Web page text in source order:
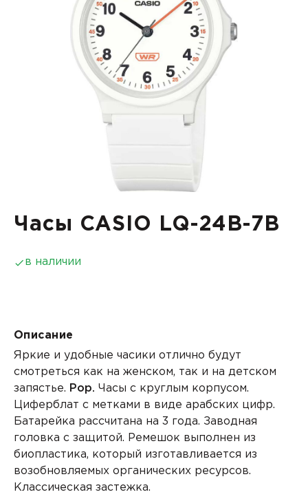
Часы CASIO LQ-24B-7B
в наличии
Описание
Яркие и удобные часики отлично будут
смотреться как на женском, так и на детском
запястье. Pop. Часы с круглым корпусом.
Циферблат с метками в виде арабских цифр.
Батарейка рассчитана на 3 года. Заводная
головка с защитой. Ремешок выполнен из
биопластика, который изготавливается из
возобновляемых органических ресурсов.
Классическая застежка.